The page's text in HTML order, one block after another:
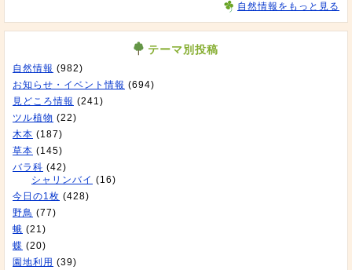
自然情報をもっと見る
テーマ別投稿
自然情報 (982)
お知らせ・イベント情報 (694)
見どころ情報 (241)
ツル植物 (22)
木本 (187)
草本 (145)
バラ科 (42)
シャリンバイ (16)
今日の1枚 (428)
野鳥 (77)
蛾 (21)
蝶 (20)
園地利用 (39)